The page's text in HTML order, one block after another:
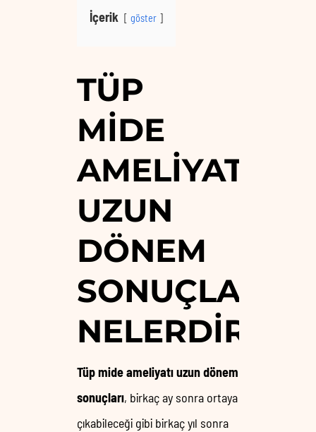
İçerik göster
TÜP
MIDE
AMELIYATI
UZUN
DÖNEM
SONUÇLARI
NELERDIR?
Tüp mide ameliyatıuzun dönem
sonuçları, birkaç ay sonra ortaya
çıkabileceği gibi birkaç yıl sonra